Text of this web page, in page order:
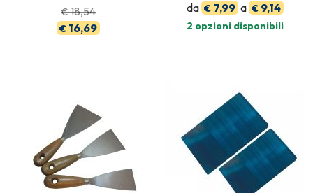
€18,54
€ 16,69
da €7,99 a €9,14
2 opzioni disponibili